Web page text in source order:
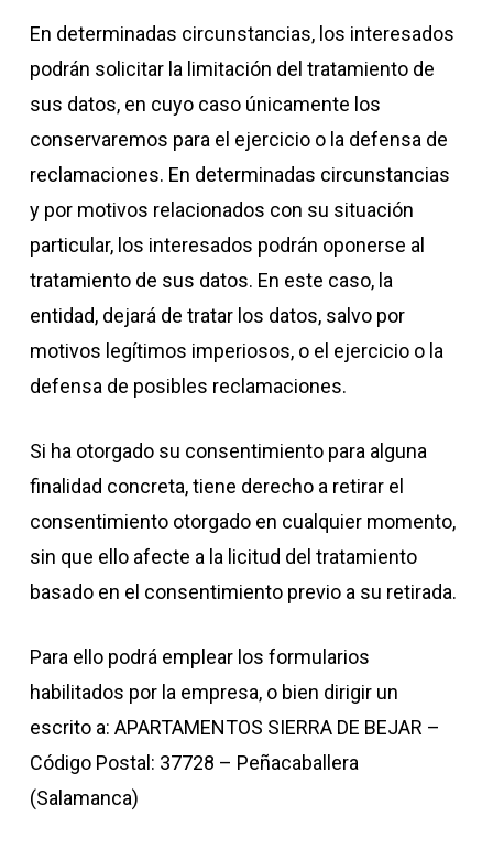
En determinadas circunstancias, los interesados
podrán solicitar la limitación del tratamiento de
sus datos, en cuyo caso únicamente los
conservaremos para el ejercicio o la defensa de
reclamaciones. En determinadas circunstancias
y por motivos relacionados con su situación
particular, los interesados podrán oponerse al
tratamiento de sus datos. En este caso, la
entidad, dejará de tratar los datos, salvo por
motivos legítimos imperiosos, o el ejercicio o la
defensa de posibles reclamaciones.
Si ha otorgado su consentimiento para alguna
finalidad concreta, tiene derecho a retirar el
consentimiento otorgado en cualquier momento,
sin que ello afecte a la licitud del tratamiento
basado en el consentimiento previo a su retirada.
Para ello podrá emplear los formularios
habilitados por la empresa, o bien dirigir un
escrito a: APARTAMENTOS SIERRA DE BEJAR –
Código Postal: 37728 – Peñacaballera
(Salamanca)